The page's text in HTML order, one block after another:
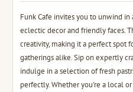
Funk Cafe invites you to unwind
eclectic decor and friendly faces.
creativity, making it a perfect spot
gatherings alike. Sip on expertly
indulge in a selection of fresh
perfectly. Whether you're a local